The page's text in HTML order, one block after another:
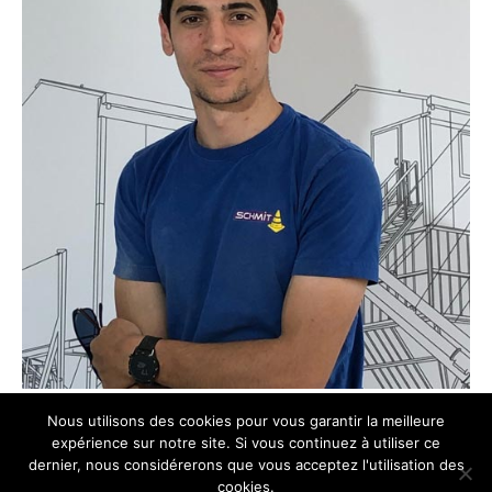
Nous utilisons des cookies pour vous garantir la meilleure
expérience sur notre site. Si vous continuez à utiliser ce
dernier, nous considérerons que vous acceptez l'utilisation des
cookies.